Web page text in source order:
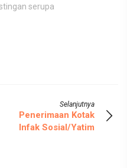
serupa
Selanjutnya
Penerimaan Kotak
Infak Sosial/Yatim